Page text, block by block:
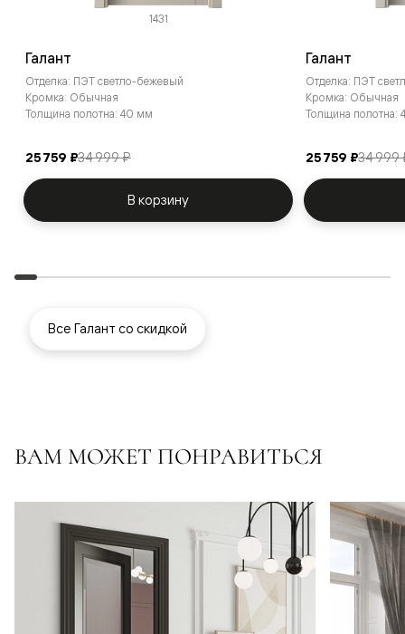
1431
Галант
Отделка: ПЭТ светло-бежевый
Кромка: Обычная
Толщина полотна: 40 мм
25 759 ₽34 999 ₽
В корзину
Галант
Отделка: ПЭТ
Кромка: Обычная
Толщина полотна:
25 759 ₽34 999
Все Галант со скидкой
ВАМ МОЖЕТ ПОНРАВИТЬСЯ